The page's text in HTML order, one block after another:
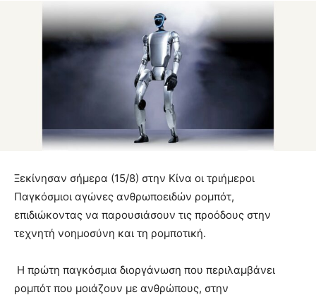
Ξεκίνησαν σήμερα (15/8) στην Κίνα οι τριήμεροι
Παγκόσμιοι αγώνες ανθρωποειδών ρομπότ,
επιδιώκοντας να παρουσιάσουν τις προόδους στην
τεχνητή νοημοσύνη και τη ρομποτική.
Η πρώτη παγκόσμια διοργάνωση που περιλαμβάνει
ρομπότ που μοιάζουν με ανθρώπους, στην